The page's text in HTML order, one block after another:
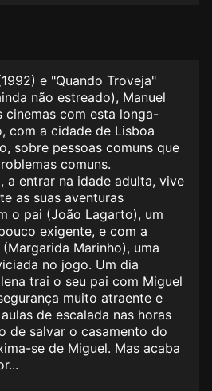
e "Quando Troveja"
não estreado), Manuel
cinemas com esta longa-
com a cidade de Lisboa
sobre pessoas comuns que
comuns.
a entrar na idade adulta, vive
as suas aventuras
o pai (João Lagarto), um
exigente, e com a
Marinho), uma
no jogo. Um dia
trai o seu pai com Miguel
muito atraente e
de escalada nas horas
de salvar o casamento do
se de Miguel. Mas acaba